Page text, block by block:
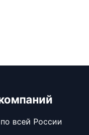
всей России